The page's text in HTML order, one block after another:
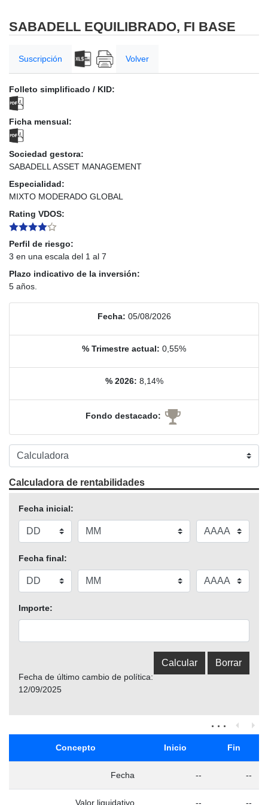
SABADELL EQUILIBRADO, FI BASE
Suscripción Volver
Folleto simplificado / KID:
Ficha mensual:
Sociedad gestora:
SABADELL ASSET MANAGEMENT
Especialidad:
MIXTO MODERADO GLOBAL
Rating VDOS:
Perfil de riesgo:
3 en una escala del 1 al 7
Plazo indicativo de la inversión:
5 años.
Fecha: 05/08/2026
% Trimestre actual: 0,55%
% 2026: 8,14%
Fondo destacado:
Calculadora de rentabilidades
Fecha inicial:
Fecha final:
Importe:
Fecha de último cambio de política:
12/09/2025
Concepto Inicio Fin
Fecha -- --
Valor liquidativo -- --